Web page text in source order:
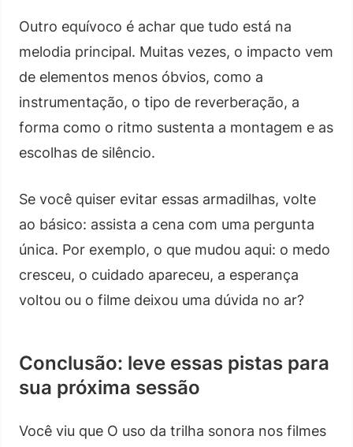
Outro equívoco é achar que tudo está na
melodia principal. Muitas vezes, o impacto vem
de elementos menos óbvios, como a
instrumentação, o tipo de reverberação, a
forma como o ritmo sustenta a montagem e as
escolhas de silêncio.
Se você quiser evitar essas armadilhas, volte
ao básico: assista a cena com uma pergunta
única. Por exemplo, o que mudou aqui: o medo
cresceu, o cuidado apareceu, a esperança
voltou ou o filme deixou uma dúvida no ar?
Conclusão: leve essas pistas para
sua próxima sessão
Você viu que O uso da trilha sonora nos filmes